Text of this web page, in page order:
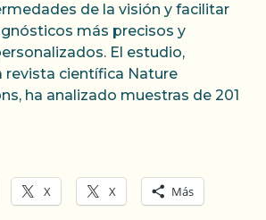
de la visión y facilitar
más precisos y
El estudio,
revista científica Nature
ha analizado muestras de 201
X X Más